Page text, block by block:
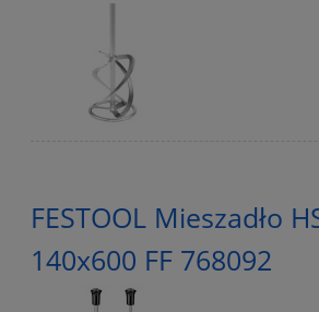
FESTOOL Mieszadło
140x600 FF 768092